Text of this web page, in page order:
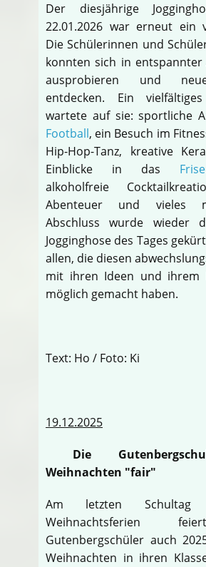
Der diesjährige
22.01.2026 war erneut ein
Die Schülerinnen und
konnten sich in entspannter
ausprobieren und
entdecken. Ein
wartete auf sie: sportliche
Football, ein Besuch im
Hip-Hop-Tanz, kreative
Einblicke in das
alkoholfreie
Abenteuer und vieles
Abschluss wurde wieder
Jogginghose des Tages
allen, die diesen
mit ihren Ideen und ihrem
möglich gemacht haben.
Text: Ho / Foto: Ki
19.12.2025
Die
Weihnachten "fair"
Am letzten
Weihnachtsferien
Gutenbergschüler auch
Weihnachten in ihren